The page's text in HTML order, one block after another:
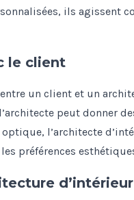
ils agissent
le client
un client et un
peut donner
l’architecte
préférences
d’intérieur